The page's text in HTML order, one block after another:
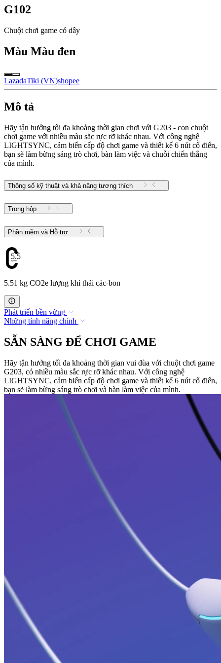
G102
Chuột chơi game có dây
Màu Màu đen
LazadaTiki (VN)shopee
Mô tả
Hãy tận hưởng tối đa khoảng thời gian chơi với G203 - con chuột
chơi game với nhiều màu sắc rực rỡ khác nhau. Với công nghệ
LIGHTSYNC, cảm biến cấp độ chơi game và thiết kế 6 nút cổ điển,
bạn sẽ làm bừng sáng trò chơi, bàn làm việc và chuỗi chiến thắng
của mình.
Thông số kỹ thuật và khả năng tương thích
Trong hộp
Phần mềm và Hỗ trợ
5.51
5.51 kg CO2e lượng khí thải các-bon
Phát triển bền vững
Những tính năng chính
SẴN SÀNG ĐỂ CHƠI GAME
Hãy tận hưởng tối đa khoảng thời gian vui đùa với chuột chơi game
G203, có nhiều màu sắc rực rỡ khác nhau. Với công nghệ
LIGHTSYNC, cảm biến cấp độ chơi game và thiết kế 6 nút cổ điển,
bạn sẽ làm bừng sáng trò chơi và bàn làm việc của mình.